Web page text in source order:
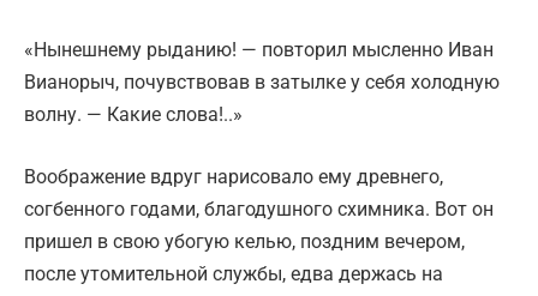
«Нынешнему рыданию! — повторил мысленно Иван
Вианорыч, почувствовав в затылке у себя холодную
волну. — Какие слова!..»
Воображение вдруг нарисовало ему древнего,
согбенного годами, благодушного схимника. Вот он
пришел в свою убогую келью, поздним вечером,
после утомительной службы, едва держась на